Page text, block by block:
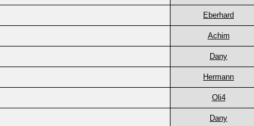
Eberhard
Achim
Dany
Hermann
Oli4
Dany